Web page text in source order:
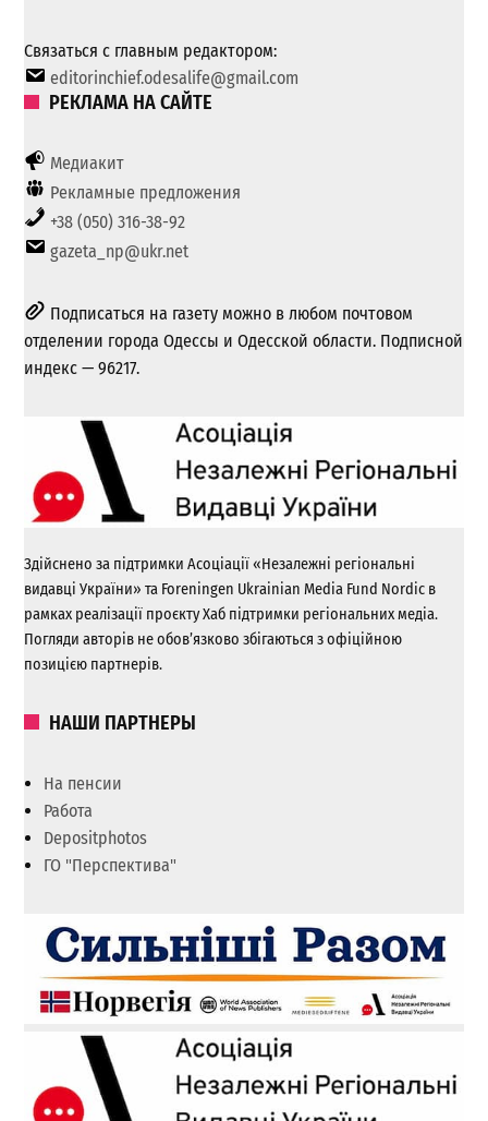
Связаться с главным редактором:
editorinchief.odesalife@gmail.com
РЕКЛАМА НА САЙТЕ
Медиакит
Рекламные предложения
+38 (050) 316-38-92
gazeta_np@ukr.net
Подписаться на газету можно в любом почтовом
отделении города Одессы и Одесской области. Подписной
индекс — 96217.
Здійснено за підтримки Асоціації «Незалежні регіональні
видавці України» та Foreningen Ukrainian Media Fund Nordic в
рамках реалізації проєкту Хаб підтримки регіональних медіа.
Погляди авторів не обов’язково збігаються з офіційною
позицією партнерів.
НАШИ ПАРТНЕРЫ
На пенсии
Работа
Depositphotos
ГО "Перспектива"